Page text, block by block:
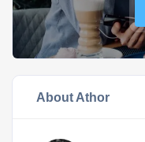
About Athor